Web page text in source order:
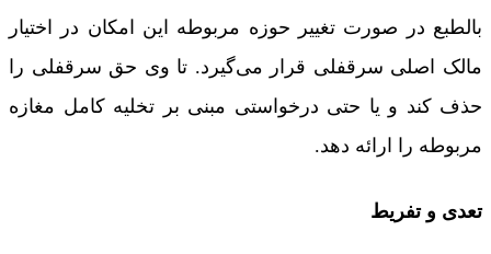
بالطبع در صورت تغییر حوزه مربوطه این امکان در اختیار
مالک اصلی سرقفلی قرار می‌گیرد. تا وی حق سرقفلی را
حذف کند و یا حتی درخواستی مبنی بر تخلیه کامل مغازه
مربوطه را ارائه دهد.
تعدی و تفریط